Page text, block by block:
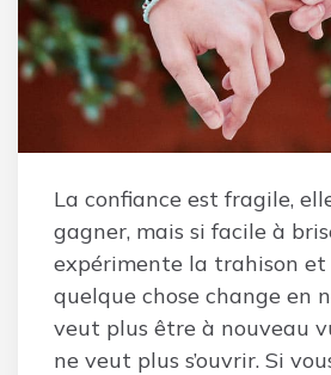
La confiance est fragile,
gagner, mais si facile à
expérimente la trahison et
quelque chose change en
veut plus être à nouveau
ne veut plus s’ouvrir. Si